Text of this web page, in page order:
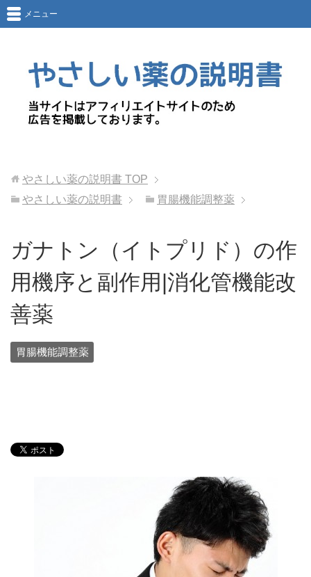
メニュー
やさしい薬の説明書 TOP
やさしい薬の説明書
胃腸機能調整薬
ガナトン（イトプリド）の作
用機序と副作用|消化管機能改
善薬
胃腸機能調整薬